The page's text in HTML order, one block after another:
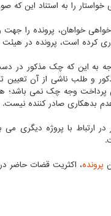
خواستار را به استناد
فرجام خواهی خواهان،
کرده است، پرونده در
کشور با توجه به این که چک
و طلب ناشی از آن
وجه چک نمی باشد؛
بدهکاری صادر کننده نیست.
در ارتباط با پروژه
پرونده، اکثریت قضات حاضر در جلسه هیئت